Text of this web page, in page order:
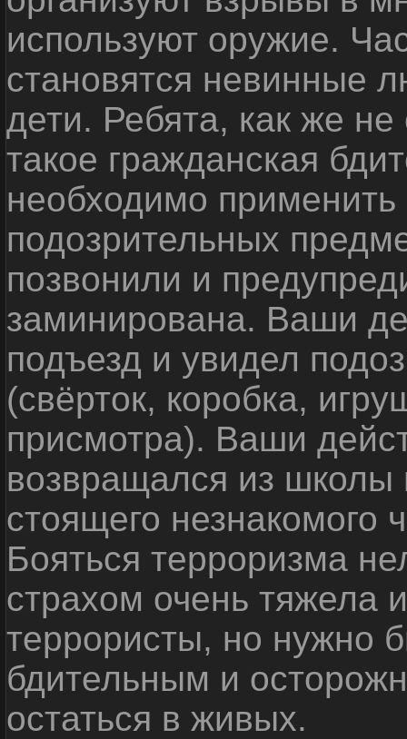
используют оружие.
становятся невинные
дети. Ребята, как же не
такое гражданская
необходимо
подозрительных
позвонили и
заминирована. Ваши
подъезд и увидел
(свёрток, коробка,
присмотра). Ваши
возвращался из школы
стоящего незнакомого
Бояться терроризма
страхом очень тяжела
террористы, но нужно
бдительным и
остаться в живых.